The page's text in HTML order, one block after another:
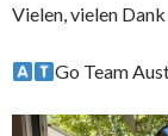
Vielen, vielen
Go Team